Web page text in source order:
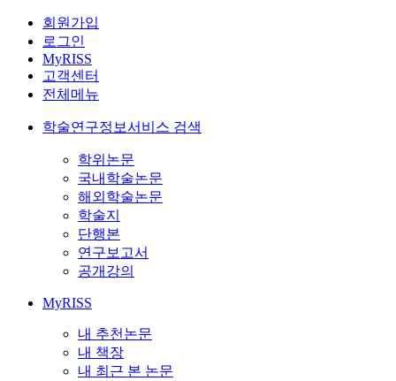
회원가입
로그인
MyRISS
고객센터
전체메뉴
학술연구정보서비스 검색
학위논문
국내학술논문
해외학술논문
학술지
단행본
연구보고서
공개강의
MyRISS
내 추천논문
내 책장
내 최근 본 논문